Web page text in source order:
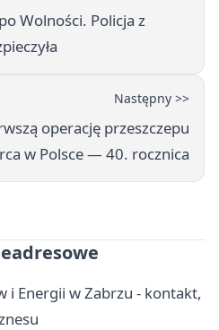
Wolności. Policja z
Następny >>
operację przeszczepu
w Polsce — 40. rocznica
i Energii w Zabrzu - kontakt,